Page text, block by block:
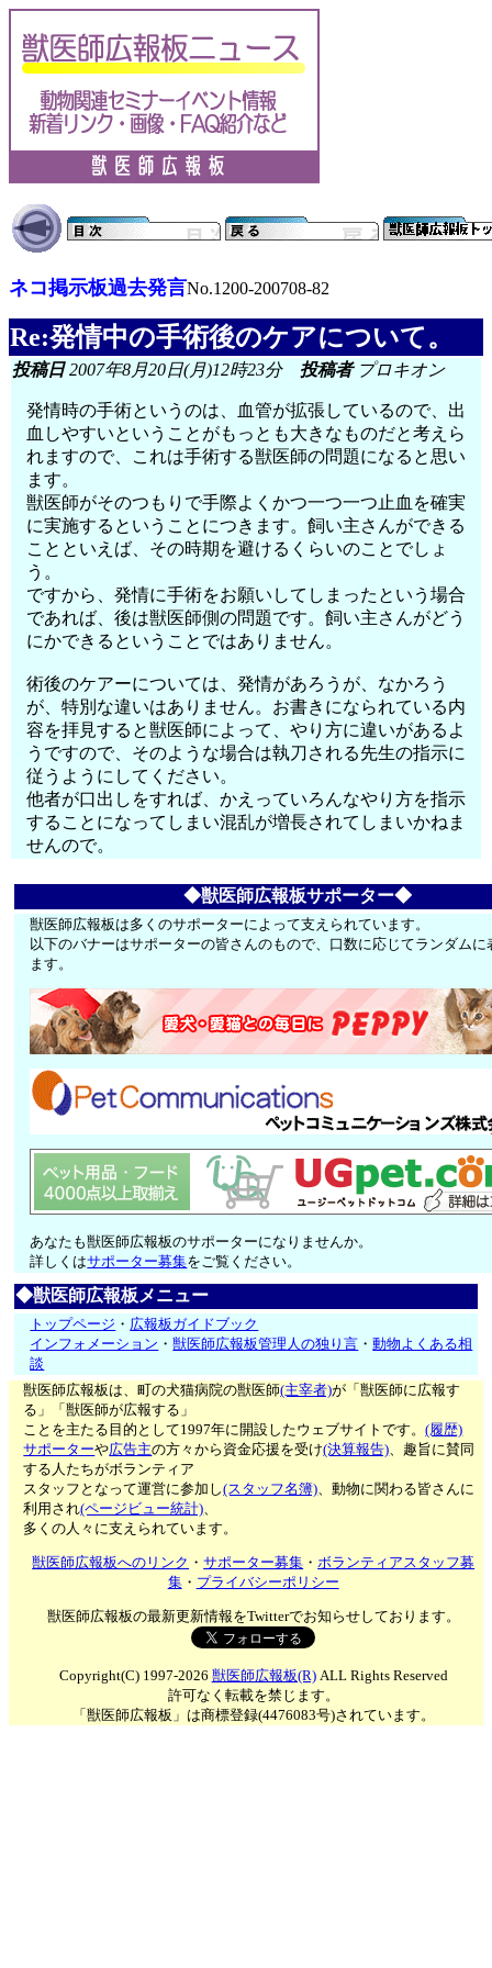
ネコ掲示板過去発言No.1200-200708-82
Re:発情中の手術後のケアについて。
投稿日2007年8月20日(月)12時23分 投稿者プロキオン
発情時の手術というのは、血管が拡張しているので、出
血しやすいということがもっとも大きなものだと考えら
れますので、これは手術する獣医師の問題になると思い
ます。
獣医師がそのつもりで手際よくかつ一つ一つ止血を確実
に実施するということにつきます。飼い主さんができる
ことといえば、その時期を避けるくらいのことでしょ
う。
ですから、発情に手術をお願いしてしまったという場合
であれば、後は獣医師側の問題です。飼い主さんがどう
にかできるということではありません。
術後のケアーについては、発情があろうが、なかろう
が、特別な違いはありません。お書きになられている内
容を拝見すると獣医師によって、やり方に違いがあるよ
うですので、そのような場合は執刀される先生の指示に
従うようにしてください。
他者が口出しをすれば、かえっていろんなやり方を指示
することになってしまい混乱が増長されてしまいかねま
せんので。
◆獣医師広報板サポーター◆
獣医師広報板は多くのサポーターによって支えられています。
以下のバナーはサポーターの皆さんのもので、口数に応じてランダムに
ます。
あなたも獣医師広報板のサポーターになりませんか。
詳しくはサポーター募集をご覧ください。
◆獣医師広報板メニュー
トップページ ・ 広報板ガイドブック
インフォメーション ・獣医師広報板管理人の独り言 ・動物よくある相
談
獣医師広報板は、町の犬猫病院の獣医師(主宰者)が「獣医師に広報す
る」「獣医師が広報する」
ことを主たる目的として1997年に開設したウェブサイトです。(履歴)
サポーターや広告主の方々から資金応援を受け(決算報告)、趣旨に賛同
する人たちがボランティア
スタッフとなって運営に参加し(スタッフ名簿)、動物に関わる皆さんに
利用され(ページビュー統計)、
多くの人々に支えられています。
獣医師広報板へのリンク ・サポーター募集 ・ボランティアスタッフ募
集・ プライバシーポリシー
獣医師広報板の最新更新情報をTwitterでお知らせしております。
Copyright(C) 1997-2026 獣医師広報板(R)ALL Rights Reserved
許可なく転載を禁じます。
「獣医師広報板」は商標登録(4476083号)されています。